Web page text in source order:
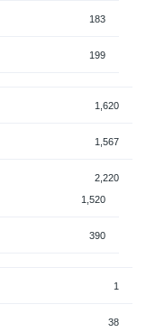
183
199
1,620
1,567
2,220
1,520
390
1
38